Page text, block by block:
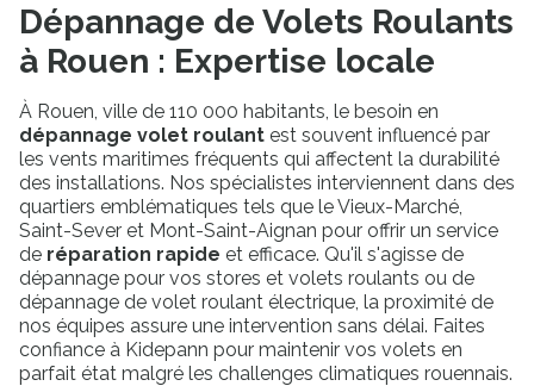
Dépannage de Volets Roulants
à Rouen : Expertise locale
À Rouen, ville de 110 000 habitants, le besoin en
dépannage volet roulant est souvent influencé par
les vents maritimes fréquents qui affectent la durabilité
des installations. Nos spécialistes interviennent dans des
quartiers emblématiques tels que le Vieux-Marché,
Saint-Sever et Mont-Saint-Aignan pour offrir un service
de réparation rapide et efficace. Qu'il s'agisse de
dépannage pour vos stores et volets roulants ou de
dépannage de volet roulant électrique, la proximité de
nos équipes assure une intervention sans délai. Faites
confiance à Kidepann pour maintenir vos volets en
parfait état malgré les challenges climatiques rouennais.